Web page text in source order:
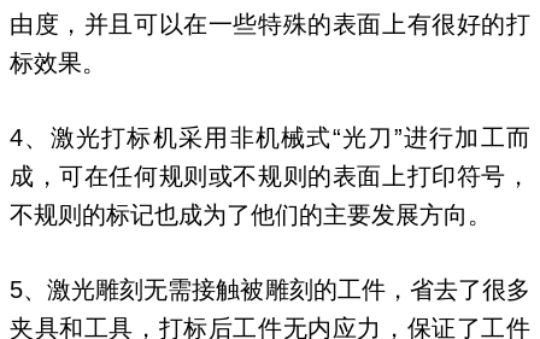
由度，并且可以在一些特殊的表面上有很好的打
标效果。
4、激光打标机采用非机械式“光刀”进行加工而
成，可在任何规则或不规则的表面上打印符号，
不规则的标记也成为了他们的主要发展方向。
5、激光雕刻无需接触被雕刻的工件，省去了很多
夹具和工具，打标后工件无内应力，保证了工件